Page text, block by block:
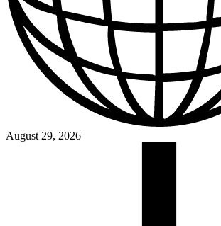
August 29, 2026